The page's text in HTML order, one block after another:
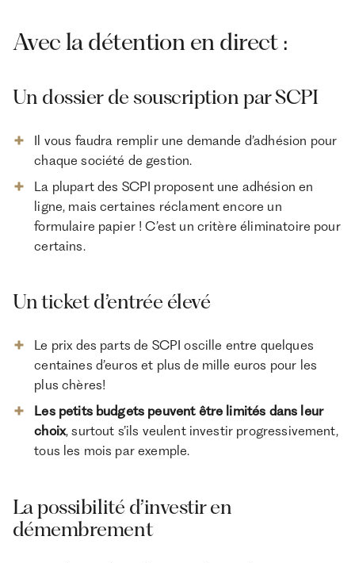
Avec la détention en direct :
Un dossier de souscription par SCPI
Il vous faudra remplir une demande d’adhésion pour
chaque société de gestion.
La plupart des SCPI proposent une adhésion en
ligne, mais certaines réclament encore un
formulaire papier ! C’est un critère éliminatoire pour
certains.
Un ticket d’entrée élevé
Le prix des parts de SCPI oscille entre quelques
centaines d’euros et plus de mille euros pour les
plus chères!
Les petits budgets peuvent être limités dans leur
choix, surtout s’ils veulent investir progressivement,
tous les mois par exemple.
La possibilité d’investir en
démembrement